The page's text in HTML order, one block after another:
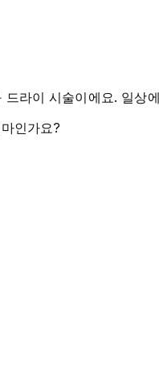
라이 시술이에요. 일상
인가요?